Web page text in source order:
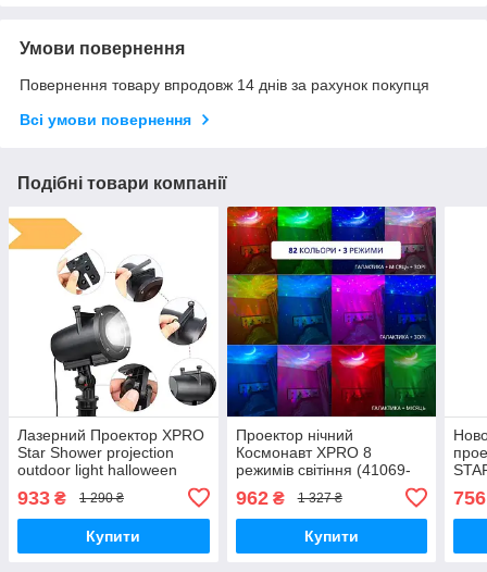
Умови повернення
Повернення товару впродовж 14 днів за рахунок покупця
Всі умови повернення
Подібні товари компанії
Лазерний Проектор XPRO
Star Shower projection
outdoor light halloween
63_433)
933 ₴ 1 290 ₴
Купити
Проектор нічний
Космонавт XPRO 8
режимів світіння (41069-
962₴ 1 327 ₴
Купити
756